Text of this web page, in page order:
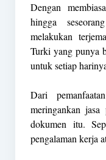
Dengan
hingga
melakukan
Turki yang punya
untuk setiap
Dari
meringankan jasa
dokumen itu.
pengalaman kerja